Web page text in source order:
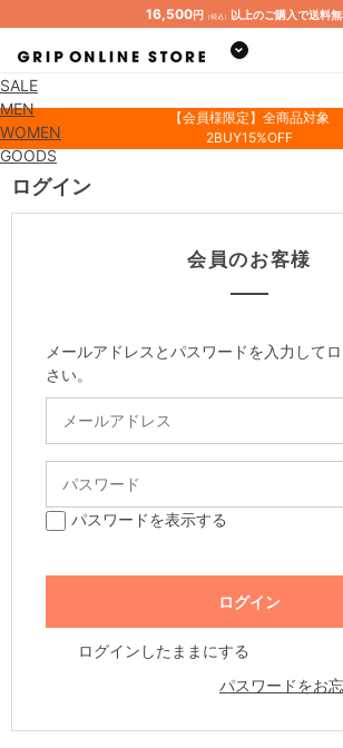
16,500円 （税込） 以上のご購入で送料
SALE
MEN
WOMEN
GOODS
【会員様限定】全商品対象
2BUY15%OFF
ログイン
会員のお客様
メールアドレスとパスワードを入力して
さい。
パスワードを表示する
ログインしたままにする
パスワードをお